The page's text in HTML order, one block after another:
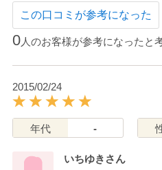
この口コミが参考になった
0人のお客様が参考になったと
2015/02/24
年代 -
いちゆきさん